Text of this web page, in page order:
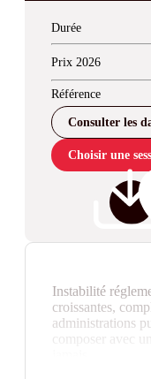
Durée
Prix 2026
Référence
Consulter les
Choisir une
Instabilité
croissantes,
administrations
composer avec
Loin d’être une